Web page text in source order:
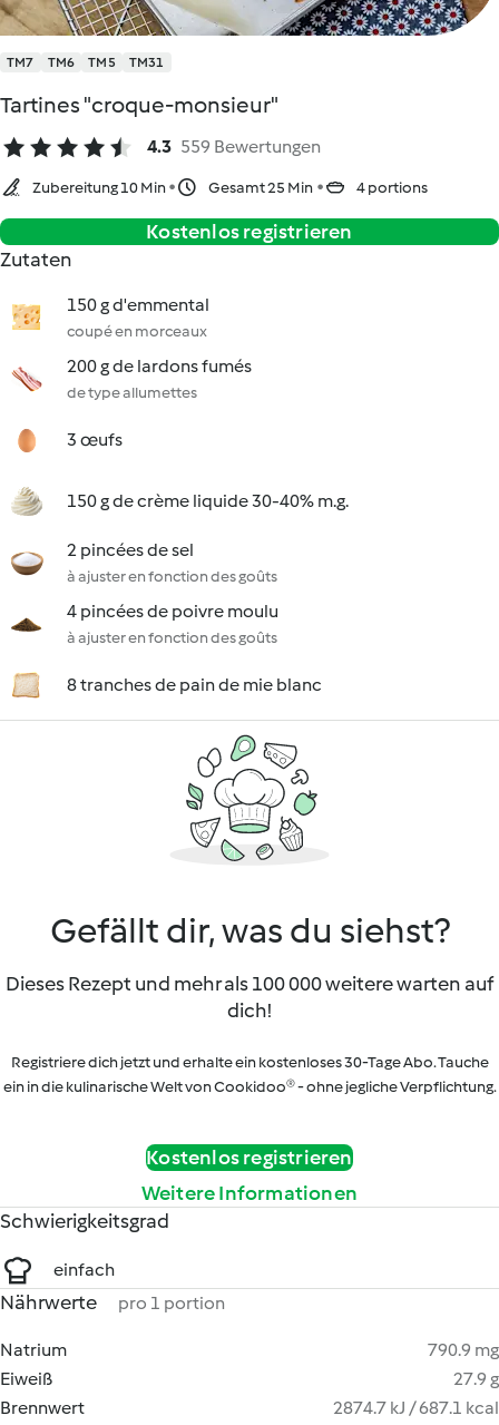
TM7 TM6 TM5 TM31
Tartines "croque-monsieur"
4.3 559 Bewertungen
Zubereitung 10 Min Gesamt 25 Min 4 portions
Kostenlos registrieren
Zutaten
150 g d'emmental
coupé en morceaux
200 g de lardons fumés
de type allumettes
3 œufs
150 g de crème liquide 30-40% m.g.
2 pincées de sel
à ajuster en fonction des goûts
4 pincées de poivre moulu
à ajuster en fonction des goûts
8 tranches de pain de mie blanc
Gefällt dir, was du siehst?
Dieses Rezept und mehr als 100 000 weitere warten auf
dich!
Registriere dich jetzt und erhalte ein kostenloses 30-Tage Abo. Tauche
ein in die kulinarische Welt von Cookidoo® - ohne jegliche Verpflichtung.
Kostenlos registrieren
Weitere Informationen
Schwierigkeitsgrad
einfach
Nährwerte pro 1 portion
Natrium
790.9 mg
Eiweiß
27.9 g
Brennwert
2874.7 kJ / 687.1 kcal